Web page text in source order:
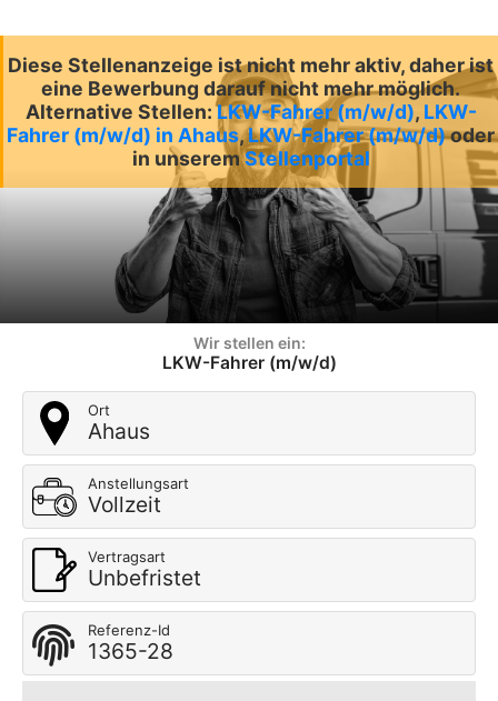
Diese Stellenanzeige ist nicht mehr aktiv, daher ist
eine Bewerbung darauf nicht mehr möglich.
Alternative Stellen:LKW-Fahrer (m/w/d), LKW-
Fahrer (m/w/d) in Ahaus,LKW-Fahrer (m/w/d)oder
in unseremStellenportal
Wir stellen ein:
LKW-Fahrer (m/w/d)
Ort
Ahaus
Anstellungsart
Vollzeit
Vertragsart
Unbefristet
Referenz-Id
1365-28